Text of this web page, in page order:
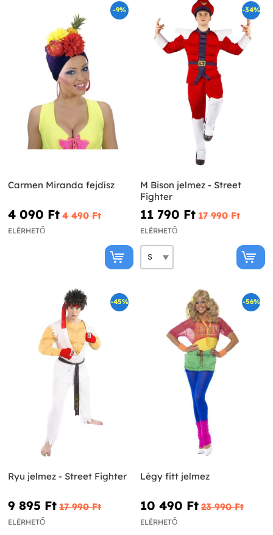
-9%
Carmen Miranda fejdísz
4 090 Ft‎ 4 490 Ft‎
ELÉRHETŐ
-34%
M Bison jelmez - Street
Fighter
11 790 Ft‎ 17 990 Ft‎
ELÉRHETŐ
-45%
Ryu jelmez - Street Fighter
9 895 Ft‎ 17 990 Ft‎
ELÉRHETŐ
-56%
Légy fitt jelmez
10 490 Ft‎ 23 990 Ft‎
ELÉRHETŐ